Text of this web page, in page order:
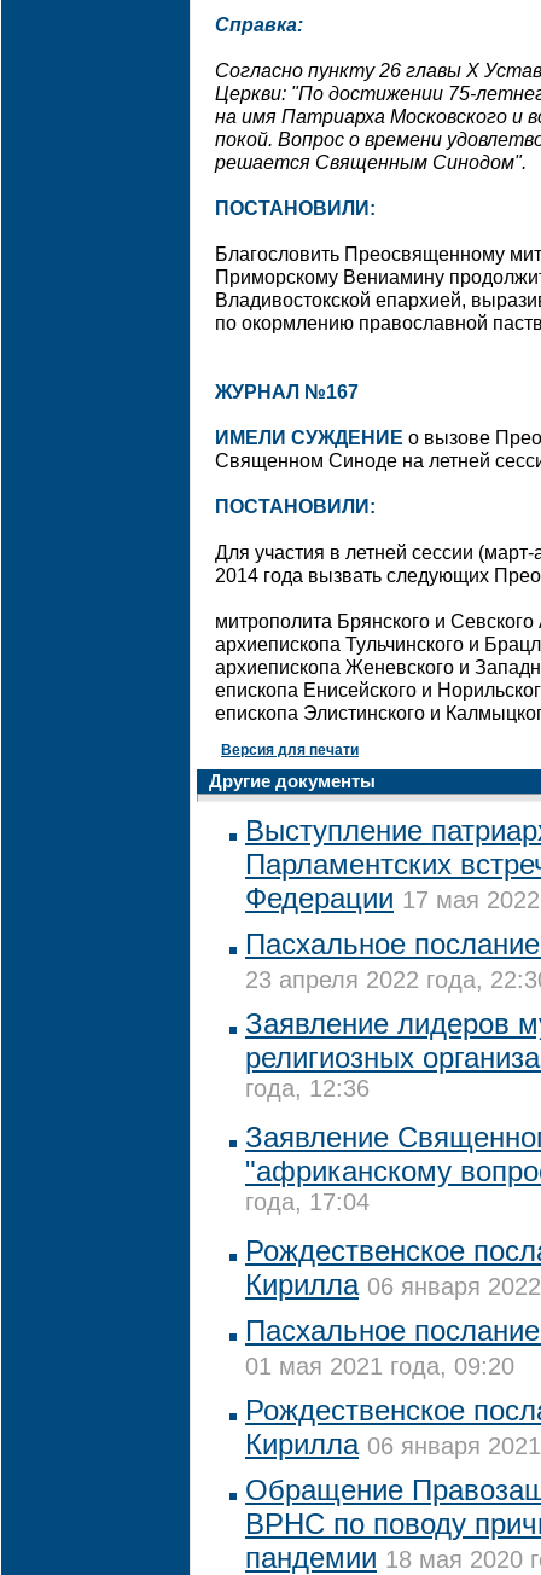
Справка:
Согласно пункту 26 главы Х
Церкви: "По достижении 75-
на имя Патриарха Московского и
покой. Вопрос о времени
решается Священным Синодом".
ПОСТАНОВИЛИ:
Благословить Преосвященному
Приморскому Вениамину
Владивостокской епархией,
по окормлению православной
ЖУРНАЛ №167
ИМЕЛИ СУЖДЕНИЕ о вызове
Священном Синоде на летней
ПОСТАНОВИЛИ:
Для участия в летней сессии
2014 года вызвать следующих
митрополита Брянского и
архиепископа Тульчинского и
архиепископа Женевского и
епископа Енисейского и
епископа Элистинского и
Версия для печати
Другие документы
Выступление
Парламентских
Федерации 17 мая
Пасхальное
23 апреля 2022 года,
Заявление лидеров
религиозных
года, 12:36
Заявление
"африканскому
года, 17:04
Рождественское
Кирилла 06 января
Пасхальное
01 мая 2021 года, 09:20
Рождественское
Кирилла 06 января
Обращение
ВРНС по поводу
пандемии 18 мая 2020